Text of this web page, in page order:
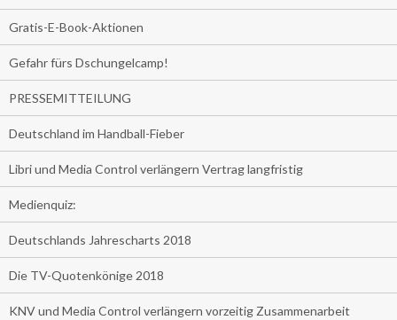
Gratis-E-Book-Aktionen
Gefahr fürs Dschungelcamp!
PRESSEMITTEILUNG
Deutschland im Handball-Fieber
Libri und Media Control verlängern Vertrag langfristig
Medienquiz:
Deutschlands Jahrescharts 2018
Die TV-Quotenkönige 2018
KNV und Media Control verlängern vorzeitig Zusammenarbeit